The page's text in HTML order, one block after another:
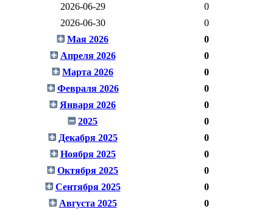
2026-06-29
0
2026-06-30
0
Мая 2026
0
Апреля 2026
0
Марта 2026
0
Февраля 2026
0
Января 2026
0
2025
0
Декабря 2025
0
Ноября 2025
0
Октября 2025
0
Сентября 2025
0
Августа 2025
0